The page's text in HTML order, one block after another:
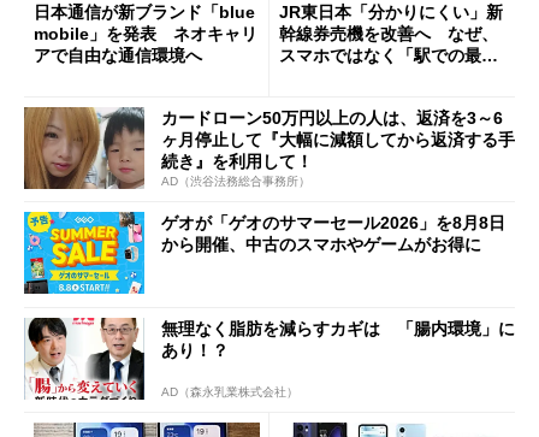
日本通信が新ブランド「blue
mobile」を発表 ネオキャリ
アで自由な通信環境へ
JR東日本「分かりにくい」新
幹線券売機を改善へ なぜ、
スマホではなく「駅での最短
カードローン50万円以上の人は、返済を3～6
ヶ月停止して『大幅に減額してから返済する手
続き』を利用して！
AD（渋谷法務総合事務所）
ゲオが「ゲオのサマーセール2026」を8月8日
から開催、中古のスマホやゲームがお得に
無理なく脂肪を減らすカギは 「腸内環境」に
あり！？
AD（森永乳業株式会社）